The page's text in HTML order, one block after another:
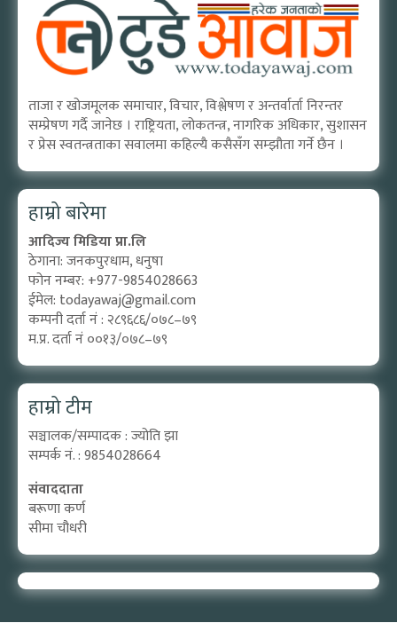
ताजा र खोजमूलक समाचार, विचार, विश्लेषण र अन्तर्वार्ता निरन्तर
सम्प्रेषण गर्दै जानेछ । राष्ट्रियता, लोकतन्त्र, नागरिक अधिकार, सुशासन
र प्रेस स्वतन्त्रताका सवालमा कहिल्यै कसैसँग सम्झौता गर्ने छैन ।
हाम्रो बारेमा
आदिज्य मिडिया प्रा.लि
ठेगाना: जनकपुरधाम, धनुषा
फोन नम्बर: +977-9854028663
ईमेल: todayawaj@gmail.com
कम्पनी दर्ता नं : २८९६८६/०७८–७९
म.प्र. दर्ता नं ००१३/०७८–७९
हाम्रो टीम
सञ्चालक/सम्पादक : ज्योति झा
सम्पर्क नं. : 9854028664
संवाददाता
बरूणा कर्ण
सीमा चौधरी